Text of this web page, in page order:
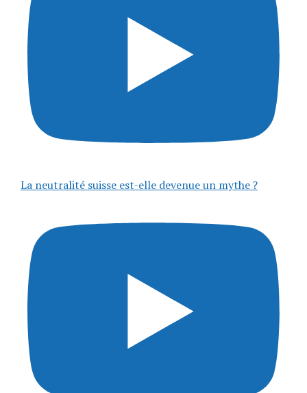
La neutralité suisse est-elle devenue un mythe ?